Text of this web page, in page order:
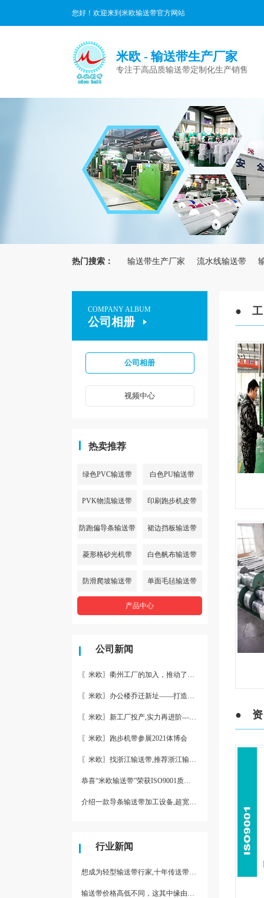
您好！欢迎来到米欧输送带官方网站
米欧 - 输送带生产厂家
专注于高品质输送带定制化生产销售
热门搜索： 输送带生产厂家 流水线输送带
COMPANY ALBUM
公司相册
公司相册
视频中心
热卖推荐
绿色PVC输送带 白色PU输送带
PVK物流输送带 印刷跑步机皮带
防跑偏导条输送带 裙边挡板输送带
菱形格砂光机带 白色帆布输送带
防滑爬坡输送带 单面毛毡输送带
产品中心
公司新闻
〖米欧〗衢州工厂的加入，推动了产能更节约了成本。
〖米欧〗办公楼乔迁新址——打造新起点 再著新篇章
〖米欧〗新工厂投产,实力再进阶—米欧带业衢州工厂投产并平稳运
〖米欧〗跑步机带参展2021体博会
〖米欧〗找浙江输送带,推荐浙江输送带生产厂家“米欧”
恭喜“米欧输送带”荣获ISO9001质量体系认证
介绍一款导条输送带加工设备,超宽输送带利器
行业新闻
想成为轻型输送带行家,十年传送带师傅教你三招
输送带价格高低不同，这其中缘由你清楚了吗
● 工
● 资